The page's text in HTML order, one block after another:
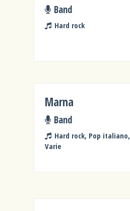
Band
Hard rock
Marna
Band
Hard rock, Pop italiano,
Varie